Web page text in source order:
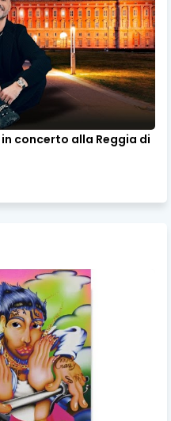
concerto alla Reggia di